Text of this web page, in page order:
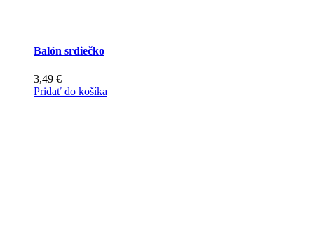
Balón srdiečko
3,49 €
Pridať do košíka